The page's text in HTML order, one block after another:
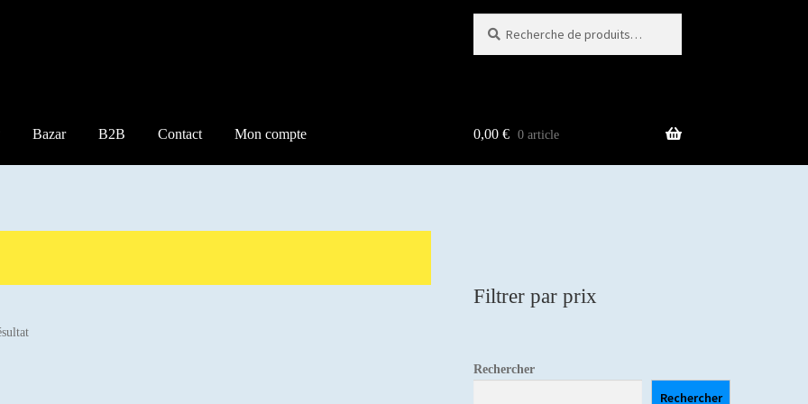
pour :
Bazar B2B Contact Mon compte 0,00 € 0 article
Filtrer par prix
Rechercher
Rechercher